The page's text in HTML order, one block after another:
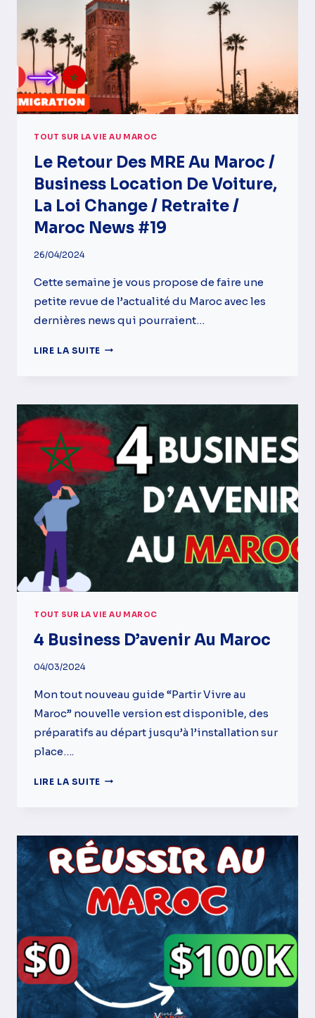
TOUT SUR LA VIE AU MAROC
Le Retour Des MRE Au Maroc /
Business Location De Voiture,
La Loi Change / Retraite /
Maroc News #19
26/04/2024
Cette semaine je vous propose de faire une
petite revue de l’actualité du Maroc avec les
dernières news qui pourraient…
LIRE LA SUITE LE
AU
MAROC
/
BUSINESS
LOCATION
DE
VOITURE,
LA
LOI
CHANGE
NEWS
TOUT SUR LA VIE AU MAROC
4 Business D’avenir Au Maroc
04/03/2024
Mon tout nouveau guide “Partir Vivre au
Maroc” nouvelle version est disponible, des
préparatifs au départ jusqu’à l’installation sur
place….
LIRE LA SUITE
MAROC